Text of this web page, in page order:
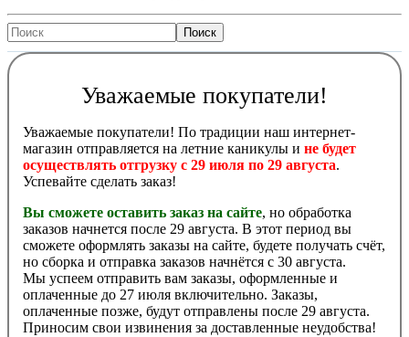
Уважаемые покупатели!
Уважаемые покупатели! По традиции наш интернет-
магазин отправляется на летние каникулы и не будет
осуществлять отгрузку с 29 июля по 29 августа.
Успевайте сделать заказ!
Вы сможете оставить заказ на сайте, но обработка
заказов начнется после 29 августа. В этот период вы
сможете оформлять заказы на сайте, будете получать счёт,
но сборка и отправка заказов начнётся с 30 августа.
Мы успеем отправить вам заказы, оформленные и
оплаченные до 27 июля включительно. Заказы,
оплаченные позже, будут отправлены после 29 августа.
Приносим свои извинения за доставленные неудобства!